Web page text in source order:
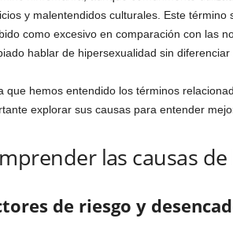
y malentendidos culturales. Este
como excesivo en comparación con las
hablar de hipersexualidad sin diferenciar
que hemos entendido los términos
explorar sus causas para entender
las causas
de riesgo y